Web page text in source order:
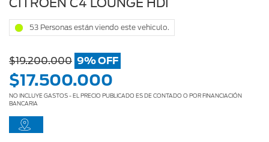
53 Personas están viendo este vehiculo.
$19.200.000 9% OFF
$17.500.000
NO INCLUYE GASTOS - EL PRECIO PUBLICADO ES DE CONTADO O POR FINANCIACIÓN
BANCARIA